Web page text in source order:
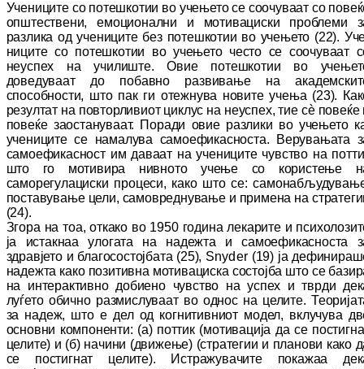
Учениците со потешкотии во учењето се соо­чу­ваат со
општествени, емоционални и мо­ти­вациски проблеми
разлика од уче­ни­ци­те без потешкотии во учењето (22).
ни­ци­те со потешкотии во учењето често се соо­чу­ваат
неуспех на училиште. Овие по­теш­ко­тии во
доведуваат до побавно раз­ви­ва­ње на
способности, што пак ги отеж­нува новите учења (23).
резултат на пов­то­рливиот циклус на неуспех, тие сѐ по­ве­ќе
повеќе заостануваат. Поради овие раз­ли­ки во учењето
учениците се намалува са­мо­ефикасноста. Верувањата
са­мо­ефи­кас­ност им даваат на учениците чувство на
што го мотивира нивното учење со ко­рис­те­ње
саморегулациски процеси, како што се:
поставување цели, са­мо­вреднување и примена на
(24).
Зго­ра на тоа, откако во 1950 година лекарите и
ја истакнаа улогата на надежта и самоефикасноста
здравјето и бла­го­сос­тој­ба­та (25), Snyder (19) ја
надежта како позитивна мотивациска состојба што се
на интерактивно добиено чувство на ус­пех и тврди
луѓето обично раз­мис­лу­ва­ат во однос на целите.
за надеж, што е дел од когнитивниот модел, вклучува
основни компоненти: (а) поттик (мо­ти­ва­ци­ја да се
целите) и (б) начини (дви­же­ње) (стратегии и планови како
се пос­тигнат целите). Истражувачите покажаа